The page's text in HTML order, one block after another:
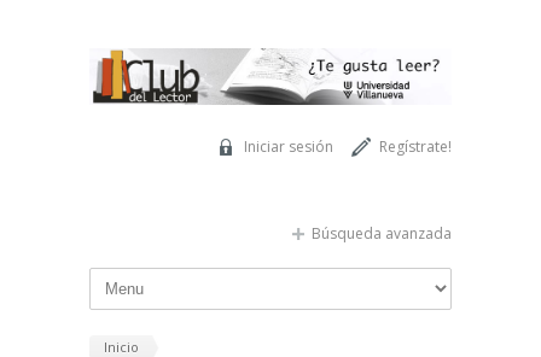
Regístrate!
Iniciar sesión
Búsqueda avanzada
Inicio